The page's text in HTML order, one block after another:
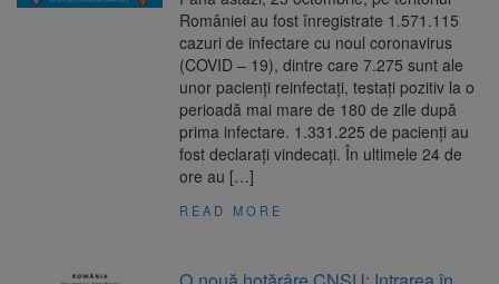
României au fost înregistrate 1.571.115
cazuri de infectare cu noul coronavirus
(COVID – 19), dintre care 7.275 sunt ale
unor pacienți reinfectați, testați pozitiv la o
perioadă mai mare de 180 de zile după
prima infectare. 1.331.225 de pacienți au
fost declarați vindecați. În ultimele 24 de
ore au […]
READ MORE